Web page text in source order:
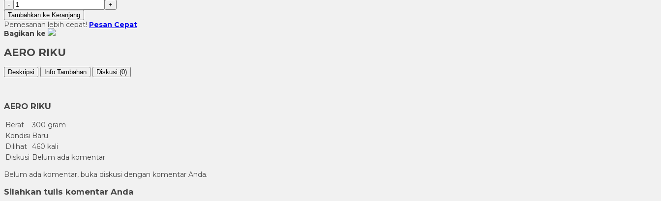
-
+
Tambahkan ke Keranjang
Pemesanan lebih cepat! Pesan Cepat
Bagikan ke
AERO RIKU
Deskripsi Info Tambahan Diskusi (0)
AERO RIKU
Berat
300 gram
Kondisi Baru
Dilihat 460 kali
Diskusi Belum ada komentar
Belum ada komentar, buka diskusi dengan komentar Anda.
Silahkan tulis komentar Anda